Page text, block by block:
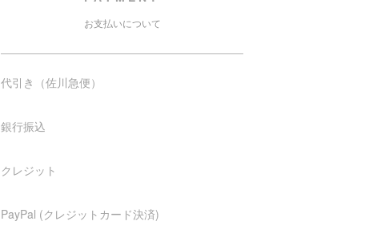
お支払いについて
代引き（佐川急便）
銀行振込
クレジット
PayPal (クレジットカード決済)